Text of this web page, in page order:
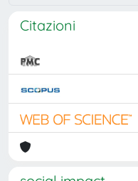
Citazioni